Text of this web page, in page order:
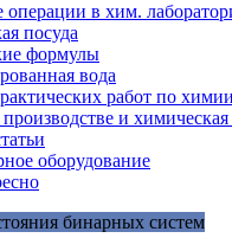
в хим.
посуда
формулы
вода
работ по химии
и химическая
оборудование
бинарных систем